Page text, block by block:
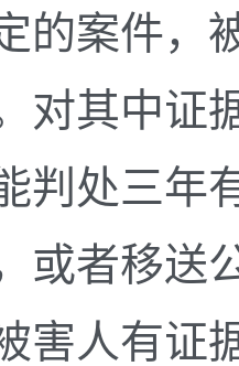
案件，被
对其中证
判处三年
或者移送
人有证据